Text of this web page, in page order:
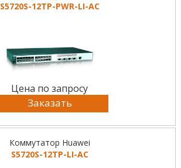
S5720S-12TP-PWR-LI-AC
Цена по запросу
Заказать
Коммутатор Huawei
S5720S-12TP-LI-AC